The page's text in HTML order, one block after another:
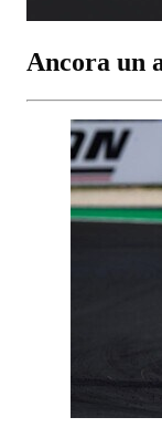
Ancora un